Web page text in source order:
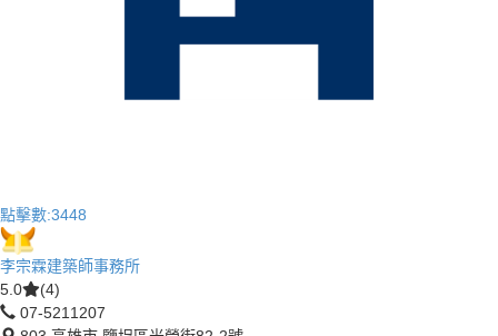
點擊數:3448
李宗霖建築師事務所
5.0
(4)
07-5211207